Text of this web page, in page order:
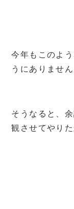
今年もこのよ
うにありません
そうなると、
観させてやりた